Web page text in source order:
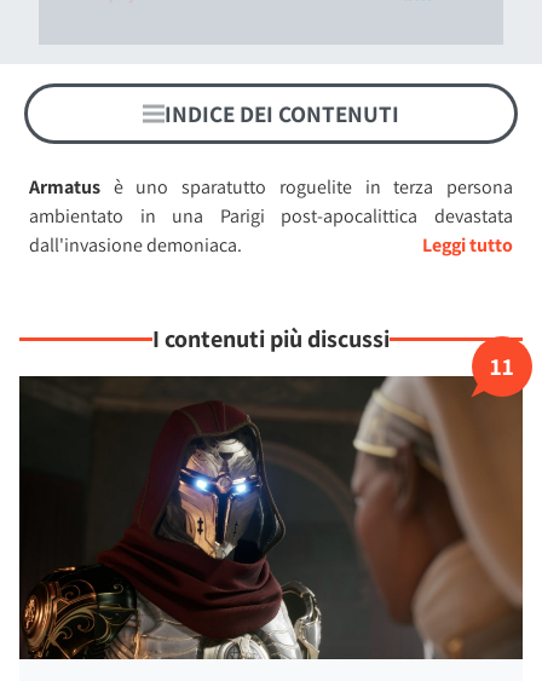
INDICE DEI CONTENUTI
Armatus è uno sparatutto roguelite in terza persona
ambientato in una Parigi post-apocalittica devastata
dall'invasione demoniaca.
attraversare le rovine della capitale francese alla ricerca del
leggendario Portale Senza Sole, un passaggio perduto che
potrebbe rappresentare l'ultima speranza di salvezza per
Il mondo è ormai sull'orlo del collasso. Le città sono state
consumate dall'Inferno, la realtà stessa si sta sgretolando e i
pochi sopravvissuti rimasti vivono protetti dietro fragili
barriere sacre.
Per raggiungere il portale sarà necessario
affrontare orde di
mostrisempre più potenti e grotteschi, esplorando territori
che da quartieri riconoscibili si trasformano
I contenuti più discussi
11